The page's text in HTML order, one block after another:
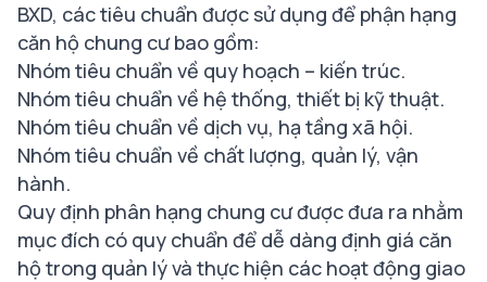
BXD, các tiêu chuẩn được sử dụng để phận hạng
căn hộ chung cư bao gồm:
Nhóm tiêu chuẩn về quy hoạch – kiến trúc.
Nhóm tiêu chuẩn về hệ thống, thiết bị kỹ thuật.
Nhóm tiêu chuẩn về dịch vụ, hạ tầng xã hội.
Nhóm tiêu chuẩn về chất lượng, quản lý, vận
hành.
Quy định phân hạng chung cư được đưa ra nhằm
mục đích có quy chuẩn để dễ dàng định giá căn
hộ trong quản lý và thực hiện các hoạt động giao